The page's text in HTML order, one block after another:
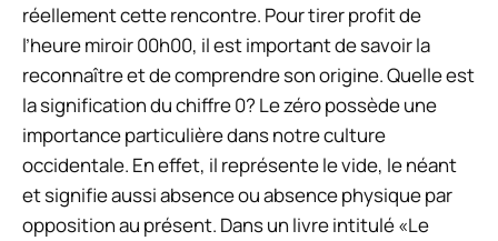
réellement cette rencontre. Pour tirer profit de
l’heure miroir 00h00, il est important de savoir la
reconnaître et de comprendre son origine. Quelle est
la signification du chiffre 0? Le zéro possède une
importance particulière dans notre culture
occidentale. En effet, il représente le vide, le néant
et signifie aussi absence ou absence physique par
opposition au présent. Dans un livre intitulé «Le